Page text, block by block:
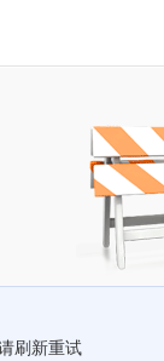
刷新重试